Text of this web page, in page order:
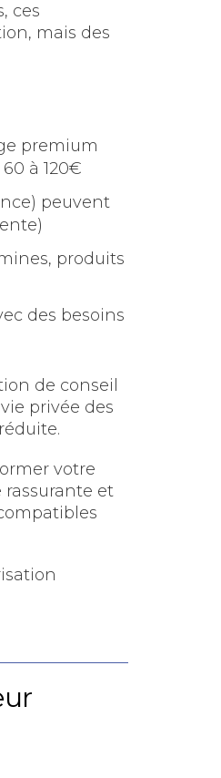
ces
mais des
premium
à 120€
peuvent
produits
des besoins
de conseil
privée des
votre
et